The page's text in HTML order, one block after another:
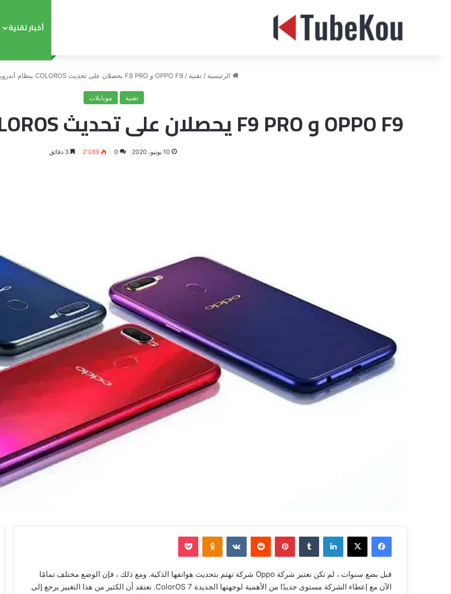
أخبار تقنية
الرئيسية / تقنية / OPPO F9 و F9 PRO يحصلان على تحديث COLOROS بنظام أندرويد 10
تقنية موبايلات
OPPO F9 و F9 PRO يحصلان على تحديث COLOROS بنظام أندرويد 10
10 يونيو، 2020 0 2٬089
فيسبوك ‫X لينكدإن بينتيريست Odnoklassniki
‫Pocket
قبل بضع سنوات ، لم نكن نعتبر شركة Oppo شركة تهتم بتحديث هواتفها الذكية. ومع ذلك ، فإن الوضع مختلف تمامًا
الآن مع إعطاء الشركة مستوى جديدًا من الأهمية لوجهتها الجديدة ColorOS 7. نعتقد أن الكثير من هذا التغيير يرجع إلى